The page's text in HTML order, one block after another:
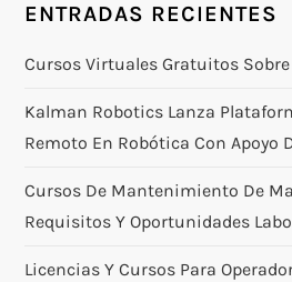
ENTRADAS RECIENTES
Cursos Virtuales Gratuitos
Kalman Robotics Lanza
Remoto En Robótica Con Apoyo
Cursos De Mantenimiento De
Requisitos Y Oportunidades
Licencias Y Cursos Para